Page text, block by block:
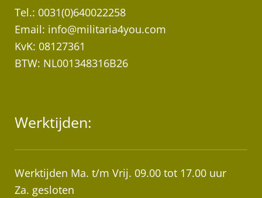
Tel.: 0031(0)640022258
Email: info@militaria4you.com
KvK: 08127361
BTW: NL001348316B26
Werktijden:
Werktijden Ma. t/m Vrij. 09.00 tot 17.00 uur
Za. gesloten